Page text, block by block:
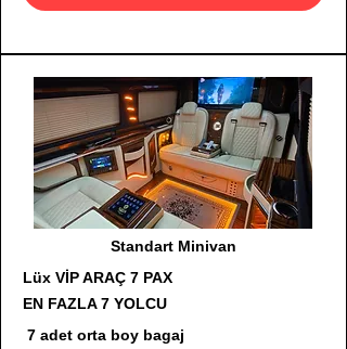
Standart Minivan
Lüx VİP ARAÇ 7 PAX
EN FAZLA 7 YOLCU
7 adet orta boy bagaj